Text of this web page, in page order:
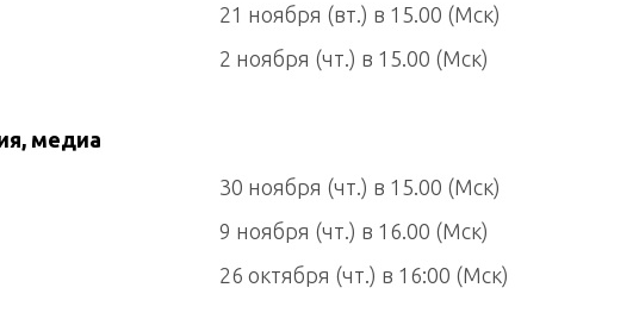
21 ноября (вт.) в 15.00 (Мск)
2 ноября (чт.) в 15.00 (Мск)
медиа
30 ноября (чт.) в 15.00 (Мск)
9 ноября (чт.) в 16.00 (Мск)
26 октября (чт.) в 16:00 (Мск)